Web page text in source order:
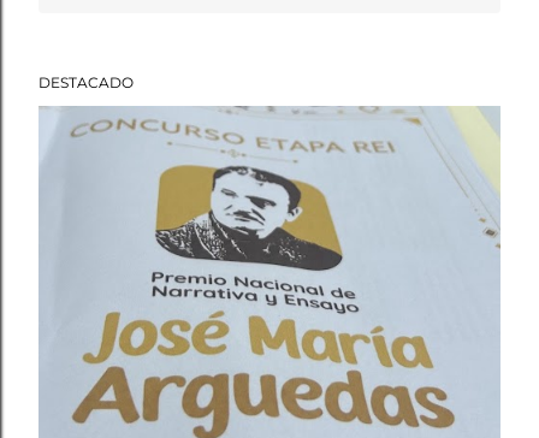
DESTACADO